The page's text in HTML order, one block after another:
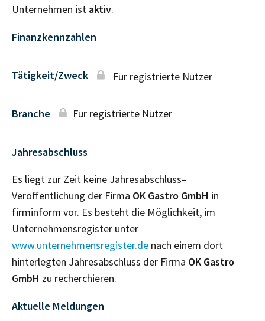
Unternehmen ist aktiv.
Finanzkennzahlen
Tätigkeit/Zweck Für registrierte Nutzer
Branche Für registrierte Nutzer
Jahresabschluss
Es liegt zur Zeit keine Jahresabschluss–
Veröffentlichung der Firma OK Gastro GmbH in
firminform vor. Es besteht die Möglichkeit, im
Unternehmensregister unter
www.unternehmensregister.de nach einem dort
hinterlegten Jahresabschluss der Firma OK Gastro
GmbH zu recherchieren.
Aktuelle Meldungen